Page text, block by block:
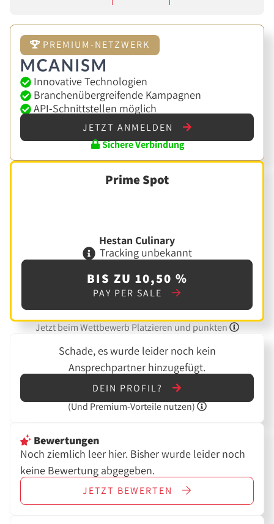
PREMIUM-NETZWERK
Innovative Technologien
Branchenübergreifende Kampagnen
API-Schnittstellen möglich
JETZT ANMELDEN
Sichere Verbindung
Prime Spot
Hestan Culinary
Tracking unbekannt
BIS ZU 10,50 %
PAY PER SALE
Jetzt beim Wettbewerb Platzieren und punkten
Schade, es wurde leider noch kein
Ansprechpartner hinzugefügt.
DEIN PROFIL?
(Und Premium-Vorteile nutzen)
Bewertungen
Noch ziemlich leer hier. Bisher wurde leider noch
keine Bewertung abgegeben.
JETZT BEWERTEN